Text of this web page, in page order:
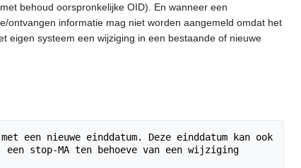
behoud oorspronkelijke OID). En wanneer een
ontvangen informatie mag niet worden aangemeld omdat het
eigen systeem een wijziging in een bestaande of nieuwe
een nieuwe einddatum. Deze einddatum kan ook
stop-MA ten behoeve van een wijziging